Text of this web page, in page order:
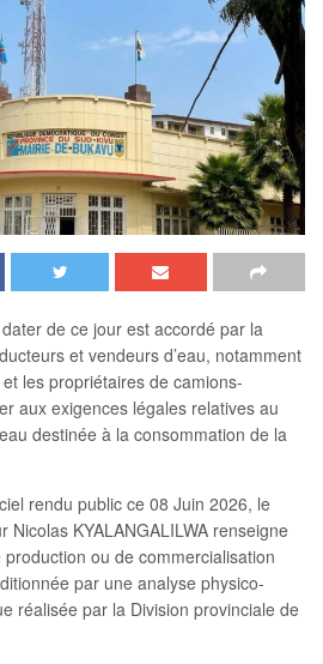
de ce jour est accordé par la
et vendeurs d’eau, notamment
les propriétaires de camions-
aux exigences légales relatives au
destinée à la consommation de la
rendu public ce 08 Juin 2026, le
Nicolas KYALANGALILWA renseigne
ou de commercialisation
par une analyse physico-
réalisée par la Division provinciale de